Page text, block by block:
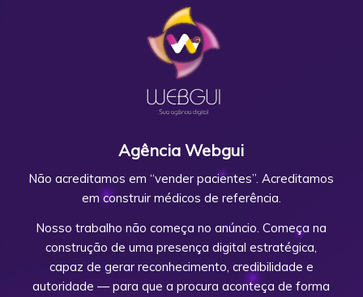
Agência Webgui
Não acreditamos em “vender pacientes”. Acreditamos
em construir médicos de referência.
Nosso trabalho não começa no anúncio. Começa na
construção de uma presença digital estratégica,
capaz de gerar reconhecimento, credibilidade e
autoridade — para que a procura aconteça de forma